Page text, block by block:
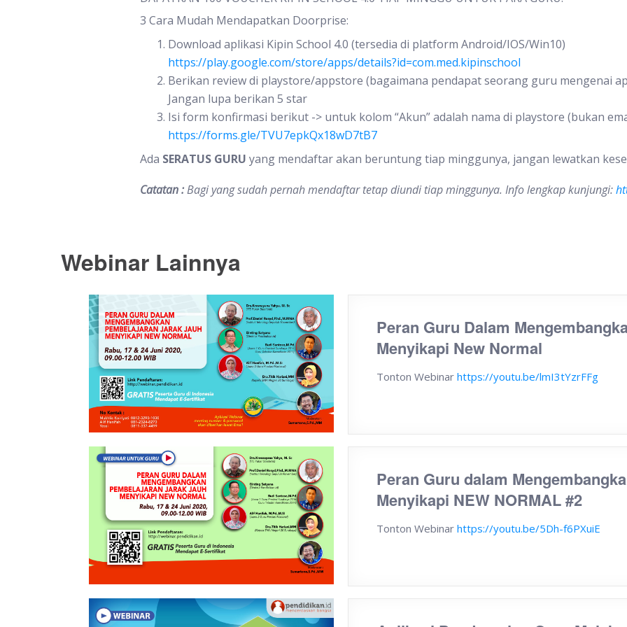
3 Cara Mudah Mendapatkan Doorprise:
Download aplikasi Kipin School 4.0 (tersedia di platform Android/IOS/Win10)
https://play.google.com/store/apps/details?id=com.med.kipinschool
Berikan review di playstore/appstore (bagaimana pendapat seorang guru mengenai
Jangan lupa berikan 5 star
Isi form konfirmasi berikut -> untuk kolom “Akun” adalah nama di playstore (bukan
https://forms.gle/TVU7epkQx18wD7tB7
Ada SERATUS GURU yang mendaftar akan beruntung tiap minggunya, jangan lewatkan
Catatan :Bagi yang sudah pernah mendaftar tetap diundi tiap minggunya. Info lengkap kunjungi:
Webinar Lainnya
Peran Guru Dalam
Menyikapi New Normal
Tonton Webinar https://youtu.be/lmI3tYzrFFg
Peran Guru dalam
Menyikapi NEW NORMAL #2
Tonton Webinar https://youtu.be/5Dh-f6PXuiE